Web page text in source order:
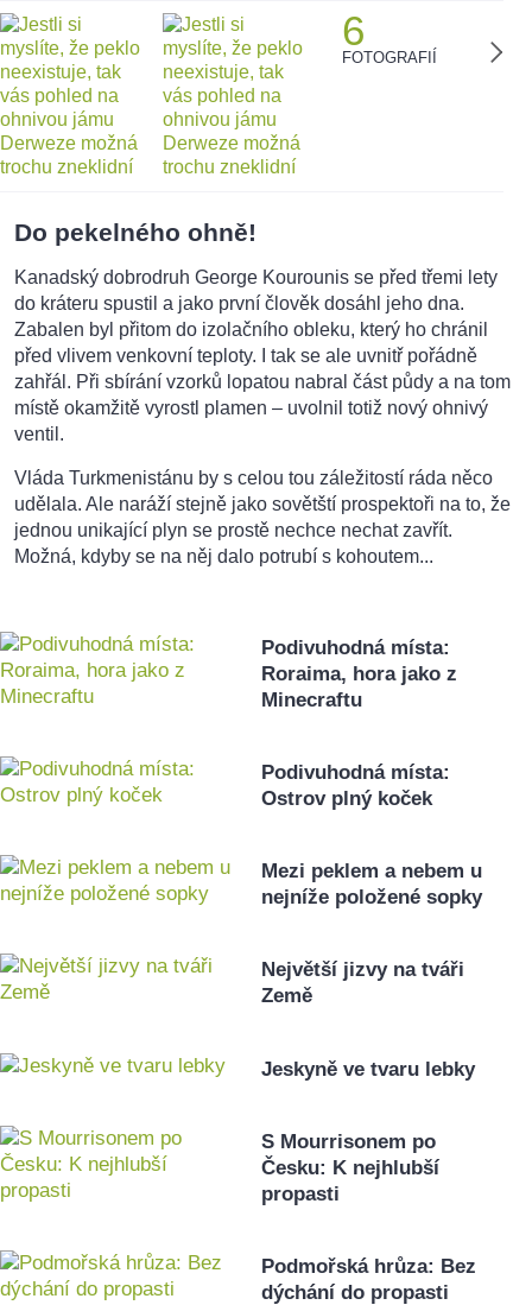
6
FOTOGRAFIÍ
Do pekelného ohně!
Kanadský dobrodruh George Kourounis se před třemi lety
do kráteru spustil a jako první člověk dosáhl jeho dna.
Zabalen byl přitom do izolačního obleku, který ho chránil
před vlivem venkovní teploty. I tak se ale uvnitř pořádně
zahřál. Při sbírání vzorků lopatou nabral část půdy a na tom
místě okamžitě vyrostl plamen – uvolnil totiž nový ohnivý
ventil.
Vláda Turkmenistánu by s celou tou záležitostí ráda něco
udělala. Ale naráží stejně jako sovětští prospektoři na to, že
jednou unikající plyn se prostě nechce nechat zavřít.
Možná, kdyby se na něj dalo potrubí s kohoutem...
Podivuhodná místa:
Roraima, hora jako z
Minecraftu
Podivuhodná místa:
Ostrov plný koček
Mezi peklem a nebem u
nejníže položené sopky
Největší jizvy na tváři
Země
Jeskyně ve tvaru lebky
S Mourrisonem po
Česku: K nejhlubší
propasti
Podmořská hrůza: Bez
dýchání do propasti